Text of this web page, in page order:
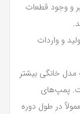
و وجود قطعات
و واردات
خانگی بیشتر
پمپ‌های
در طول دوره